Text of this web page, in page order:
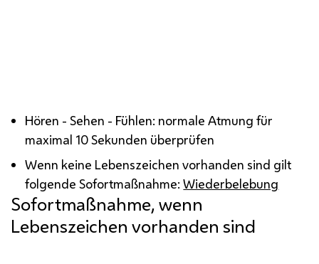
Hören - Sehen - Fühlen: normale Atmung für
maximal 10 Sekunden überprüfen
Wenn keine Lebenszeichen vorhanden sind gilt
folgende Sofortmaßnahme:Wiederbelebung
Sofortmaßnahme, wenn
Lebenszeichen vorhanden sind